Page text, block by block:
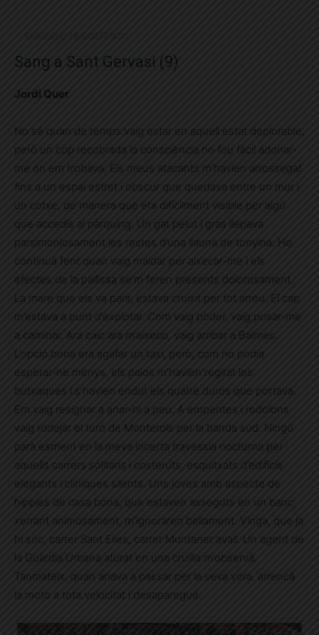
Sang a Sant Gervasi (9)
Jordi Quer
No sé quan de temps vaig estar en aquell estat deplorable,
però un cop recobrada la consciència no fou fàcil adonar-
me on em trobava. Els meus atacants m’havien arrossegat
fins a un espai estret i obscur que quedava entre un mur i
un cotxe, de manera que era difícilment visible per algú
que accedís al pàrquing. Un gat pelut i gras llepava
parsimoniosament les restes d’una llauna de tonyina. Ho
continuà fent quan vaig maldar per aixecar-me i els
efectes de la pallissa se’m feren presents dolorosament.
La mare que els va parir, estava cruixit per tot arreu. El cap
m’estava a punt d’explotar. Com vaig poder, vaig posar-me
a caminar. Ara caic ara m’aixeco, vaig arribar a Balmes.
L’opció bona era agafar un taxi, però, com no podia
esperar-ne menys, els paios m’havien regirat les
butxaques i s’havien endut els quatre duros que portava.
Em vaig resignar a anar-hi a peu. A empentes i rodolons
vaig rodejar el turó de Monterols per la banda sud. Ningú
parà esment en la meva incerta travessia nocturna per
aquells carrers solitaris i costeruts, esquitxats d’edificis
elegants i clíniques silents. Uns joves amb aspecte de
hippies de casa bona, que estaven asseguts en un banc
xerrant animosament, m’ignoraren bellament. Vinga, que ja
hi sóc, carrer Sant Elies, carrer Muntaner avall. Un agent de
la Guàrdia Urbana aturat en una cruïlla m’observà.
Tanmateix, quan anava a passar per la seva vora, arrencà
la moto a tota velocitat i desaparegué.